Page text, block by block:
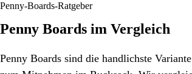
Penny-Boards-Ratgeber
Penny Boards im Vergleich
Penny Boards sind die handlichste